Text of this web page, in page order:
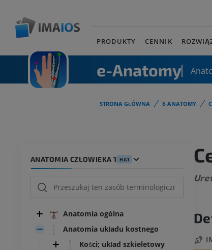
PRODUKTY CENNIK
e-Anatomy
STRONA GŁÓWNA E-ANATOMY
ANATOMIA CZŁOWIEKA 1 HA1
Anatomia ogólna
Anatomia układu kostnego
Kości; układ szkieletowy